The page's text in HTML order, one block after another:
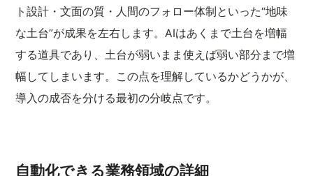
ト設計・文面の質・人間のフォロー体制といった“地味
な土台”が成果を左右します。AIはあくまで土台を増幅
する道具であり、土台が弱いまま使えば弱い部分まで増
幅してしまいます。この点を理解しているかどうかが、
導入の成否を分ける最初の分岐点です。
自動化できる業務領域の詳細